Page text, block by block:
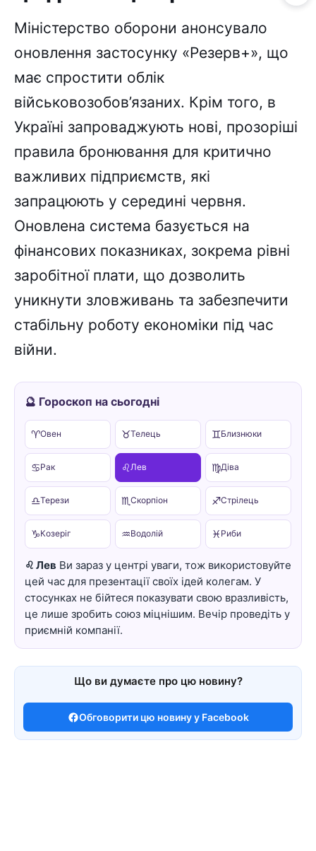
Міністерство оборони анонсувало
оновлення застосунку «Резерв+», що
має спростити облік
військовозобов’язаних. Крім того, в
Україні запроваджують нові, прозоріші
правила бронювання для критично
важливих підприємств, які
запрацюють у середині червня.
Оновлена система базується на
фінансових показниках, зокрема рівні
заробітної плати, що дозволить
уникнути зловживань та забезпечити
стабільну роботу економіки під час
війни.
🔮 Гороскоп на сьогодні
♈Овен ♉Телець ♊Близнюки
♋Рак ♌Лев ♍Діва
♎Терези ♏Скорпіон ♐Стрілець
♑Козеріг ♒Водолій ♓ Риби
♌ Лев Ви зараз у центрі уваги, тож використовуйте
цей час для презентації своїх ідей колегам. У
стосунках не бійтеся показувати свою вразливість,
це лише зробить союз міцнішим. Вечір проведіть у
приємній компанії.
Що ви думаєте про цю новину?
Обговорити цю новину у Facebook